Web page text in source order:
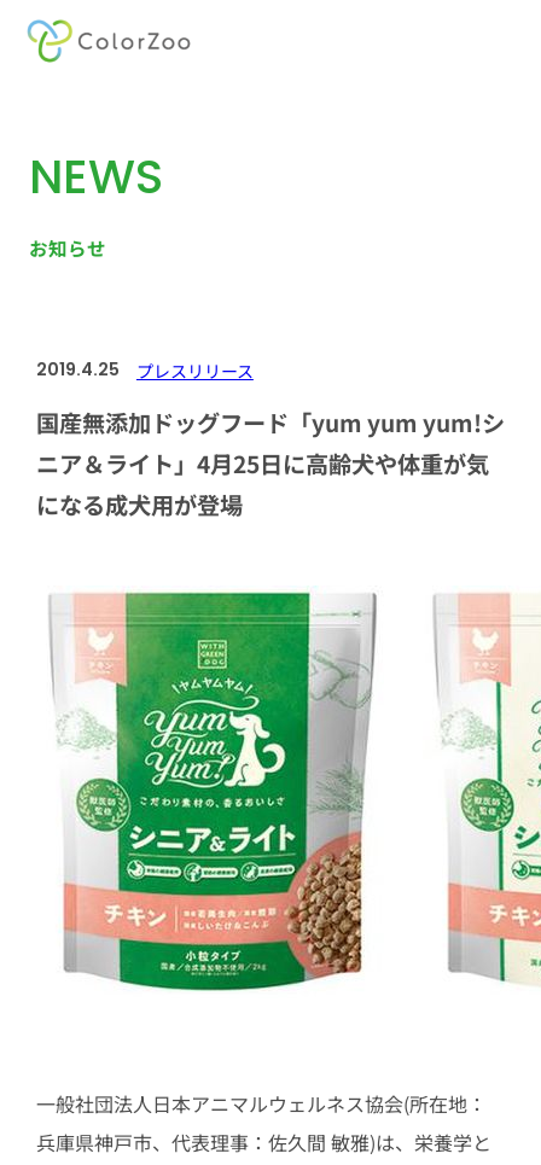
NEWS
お知らせ
2019.4.25 プレスリリース
国産無添加ドッグフード「yum yum yum!シ
ニア＆ライト」4月25日に高齢犬や体重が気
になる成犬用が登場
一般社団法人日本アニマルウェルネス協会(所在地：
兵庫県神戸市、代表理事：佐久間 敏雅)は、栄養学と